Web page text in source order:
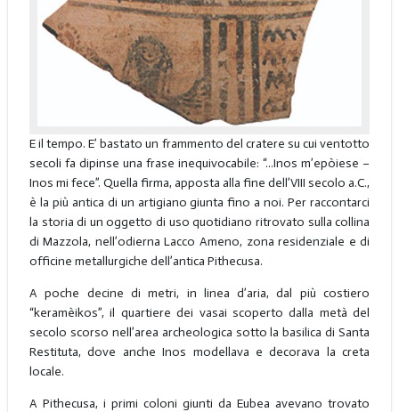
E il tempo. E’ bastato un frammento del cratere su cui ventotto
secoli fa dipinse una frase inequivocabile: “...Inos m’epòiese –
Inos mi fece”. Quella firma, apposta alla fine dell’VIII secolo a.C.,
è la più antica di un artigiano giunta fino a noi. Per raccontarci
la storia di un oggetto di uso quotidiano ritrovato sulla collina
di Mazzola, nell’odierna Lacco Ameno, zona residenziale e di
officine metallurgiche dell’antica Pithecusa.
A poche decine di metri, in linea d’aria, dal più costiero
“keramèikos”, il quartiere dei vasai scoperto dalla metà del
secolo scorso nell’area archeologica sotto la basilica di Santa
Restituta, dove anche Inos modellava e decorava la creta
locale.
A Pithecusa, i primi coloni giunti da Eubea avevano trovato